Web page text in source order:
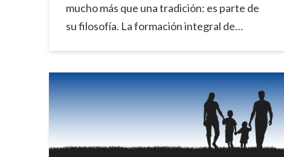
mucho más que una tradición: es parte de
su filosofía. La formación integral de…